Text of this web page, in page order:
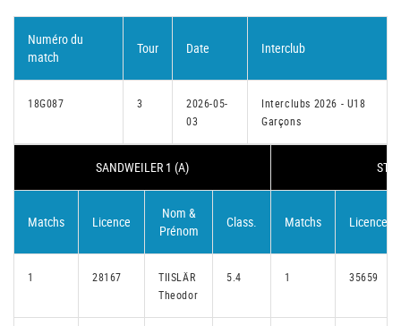
Numéro du
match
Tour Date Interclub
18G087 3
2026-05-
03
Interclubs 2026 - U18
Garçons
SANDWEILER 1 (A)
Matchs Licence
Nom &
Prénom
Class. Matchs Licence
1 28167
TIISLÄR
Theodor
5.4 1 35659